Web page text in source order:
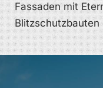
Fassaden mit
Blitzschutzbauten